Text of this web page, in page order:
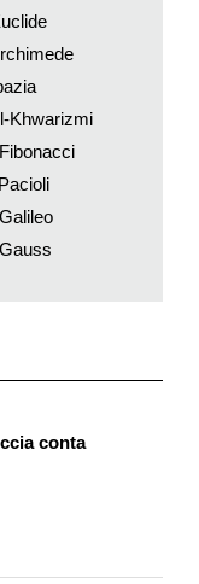
conta
Khwarizmi